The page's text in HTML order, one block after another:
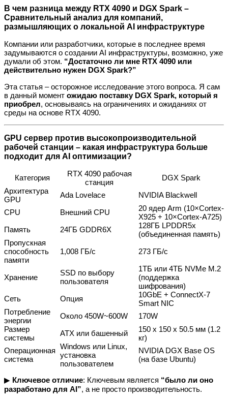
В чем разница между RTX 4090 и DGX Spark –
Сравнительный анализ для компаний,
размышляющих о локальной AI инфраструктуре
Компании или разработчики, которые в последнее время
задумываются о создании AI инфраструктуры, возможно, уже
думали об этом. “Достаточно ли мне RTX 4090 или
действительно нужен DGX Spark?”
Эта статья – осторожное исследование этого вопроса. Я сам
в данный момент ожидаю поставку DGX Spark, который я
приобрел, основываясь на ограничениях и ожиданиях от
среды на основе RTX 4090.
GPU сервер против высокопроизводительной
рабочей станции – какая инфраструктура больше
подходит для AI оптимизации?
Категория
RTX 4090 рабочая
станция
DGX Spark
Архитектура
GPU
Ada Lovelace
NVIDIA Blackwell
CPU
Внешний CPU
20 ядер Arm (10×Cortex-
X925 + 10×Cortex-A725)
Память
24ГБ GDDR6X
128ГБ LPDDR5x
(объединенная память)
Пропускная
способность
памяти
1,008 ГБ/с 273 ГБ/с
Хранение
SSD по выбору
пользователя
1ТБ или 4ТБ NVMe M.2
(поддержка
шифрования)
Сеть
Опция
10GbE + ConnectX-7
Smart NIC
Потребление
энергии
Около 450W~600W
170W
Размер
системы
ATX или башенный
150 x 150 x 50.5 мм (1.2
кг)
Операционная
система
Windows или Linux,
установка
пользователем
NVIDIA DGX Base OS
(на базе Ubuntu)
▶ Ключевое отличие: Ключевым является “было ли оно
разработано для AI”, а не просто производительность.